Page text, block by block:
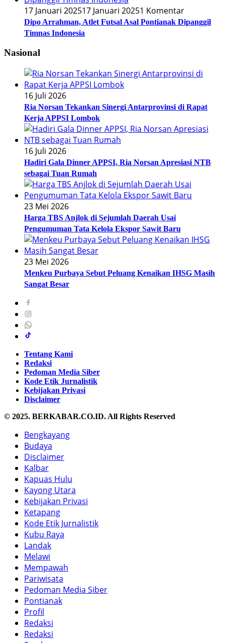
17 Januari 202517 Januari 20251 Komentar
Dipo Arrahman, Atlet Futsal Asal Pontianak Dipanggil
Timnas Indonesia
Nasional
16 Juli 2026
Ria Norsan Tekankan Sinergi Antarprovinsi di Rapat
Kerja APPSI Lombok
16 Juli 2026
Hadiri Gala Dinner APPSI, Ria Norsan Apresiasi NTB
sebagai Tuan Rumah
23 Mei 2026
Harga TBS Anjlok di Sejumlah Daerah Usai
Pengumuman Tata Kelola Ekspor Sawit Baru
23 Mei 2026
Menkeu Purbaya Sebut Peluang Kenaikan IHSG Masih
Sangat Besar
Tentang Kami
Redaksi
Pedoman Media Siber
Kode Etik Jurnalistik
Kebijakan Privasi
Disclaimer
© 2025. BERKABAR.CO.ID. All Rights Reserved
Bengkayang
Budaya
Disclaimer
Kalbar
Kapuas Hulu
Kayong Utara
Kebijakan Privasi
Ketapang
Kode Etik Jurnalistik
Kubu Raya
Landak
Melawi
Mempawah
Pariwisata
Pedoman Media Siber
Pontianak
Profil
Redaksi
Redaksi